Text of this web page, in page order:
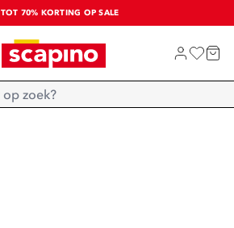
TOT 70% KORTING OP SALE
SALE: LAATSTE KANS!
SHOP NIEUW
Home